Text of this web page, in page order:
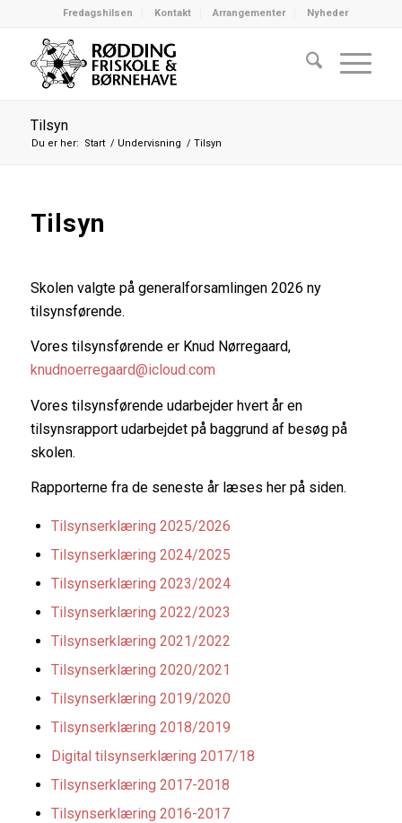
Fredagshilsen Kontakt Arrangementer Nyheder
Tilsyn
Du er her: Start / Undervisning / Tilsyn
Tilsyn
Skolen valgte på generalforsamlingen 2026 ny
tilsynsførende.
Vores tilsynsførende er Knud Nørregaard,
knudnoerregaard@icloud.com
Vores tilsynsførende udarbejder hvert år en
tilsynsrapport udarbejdet på baggrund af besøg på
skolen.
Rapporterne fra de seneste år læses her på siden.
Tilsynserklæring 2025/2026
Tilsynserklæring 2024/2025
Tilsynserklæring 2023/2024
Tilsynserklæring 2022/2023
Tilsynserklæring 2021/2022
Tilsynserklæring 2020/2021
Tilsynserklæring 2019/2020
Tilsynserklæring 2018/2019
Digital tilsynserklæring 2017/18
Tilsynserklæring 2017-2018
Tilsynserklæring 2016-2017